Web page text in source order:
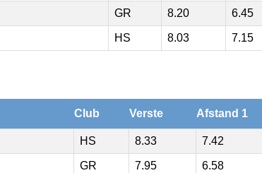
GR 8.20 6.45
HS 8.03 7.15
Club Verste Afstand 1
HS 8.33 7.42
GR 7.95 6.58